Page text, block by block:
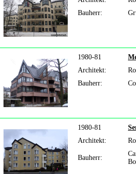
Bauherr:
1980-81
Architekt:
Bauherr:
1980-81
Architekt:
Bauherr: